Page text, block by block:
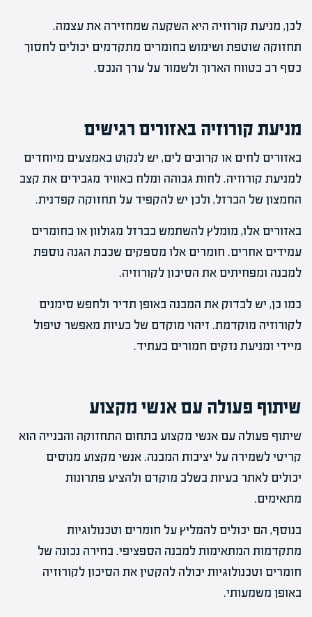
לכן, מניעת קורוזיה היא השקעה שמחזירה את עצמה.
תחזוקה שוטפת ושימוש בחומרים מתקדמים יכולים לחסוך
כסף רב בטווח הארוך ולשמור על ערך הנכס.
מניעת קורוזיה באזורים רגישים
באזורים לחים או קרובים לים, יש לנקוט באמצעים מיוחדים
למניעת קורוזיה. לחות גבוהה ומלח באוויר מגבירים את קצב
החמצון של הברזל, ולכן יש להקפיד על תחזוקה קפדנית.
באזורים אלו, מומלץ להשתמש בברזל מגולוון או בחומרים
עמידים אחרים. חומרים אלו מספקים שכבת הגנה נוספת
למבנה ומפחיתים את הסיכון לקורוזיה.
כמו כן, יש לבדוק את המבנה באופן תדיר ולחפש סימנים
לקורוזיה מוקדמת. זיהוי מוקדם של בעיות מאפשר טיפול
מיידי ומניעת נזקים חמורים בעתיד.
שיתוף פעולה עם אנשי מקצוע
שיתוף פעולה עם אנשי מקצוע בתחום התחזוקה והבנייה הוא
קריטי לשמירה על יציבות המבנה. אנשי מקצוע מנוסים
יכולים לאתר בעיות בשלב מוקדם ולהציע פתרונות
מתאימים.
בנוסף, הם יכולים להמליץ על חומרים וטכנולוגיות
מתקדמות המתאימות למבנה הספציפי. בחירה נכונה של
חומרים וטכנולוגיות יכולה להקטין את הסיכון לקורוזיה
באופן משמעותי.